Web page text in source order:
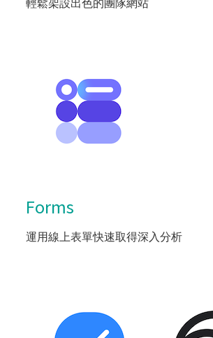
Forms
運用線上表單快速取得深入分析